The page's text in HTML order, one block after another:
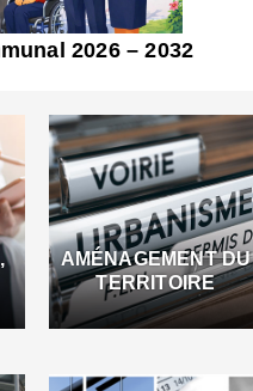
2026 – 2032
AMÉNAGEMENT DU
TERRITOIRE